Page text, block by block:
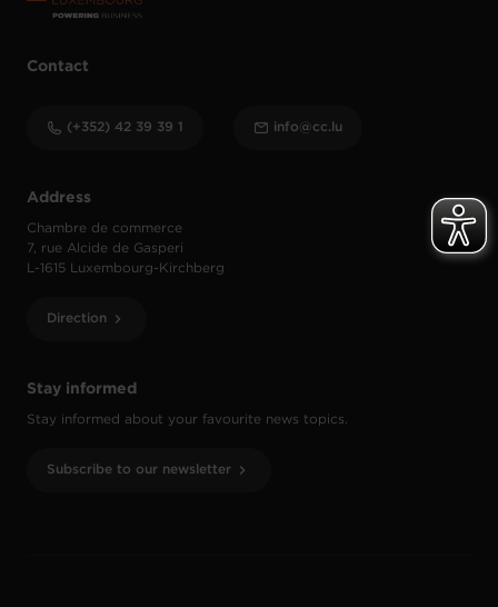
Stay informed
Stay informed about your favourite news topics.
Subscribe to our newsletter
Address
Chambre de commerce
7, rue Alcide de Gasperi
L-1615 Luxembourg-Kirchberg
Direction
Contact
(+352) 42 39 39 1 info@cc.lu